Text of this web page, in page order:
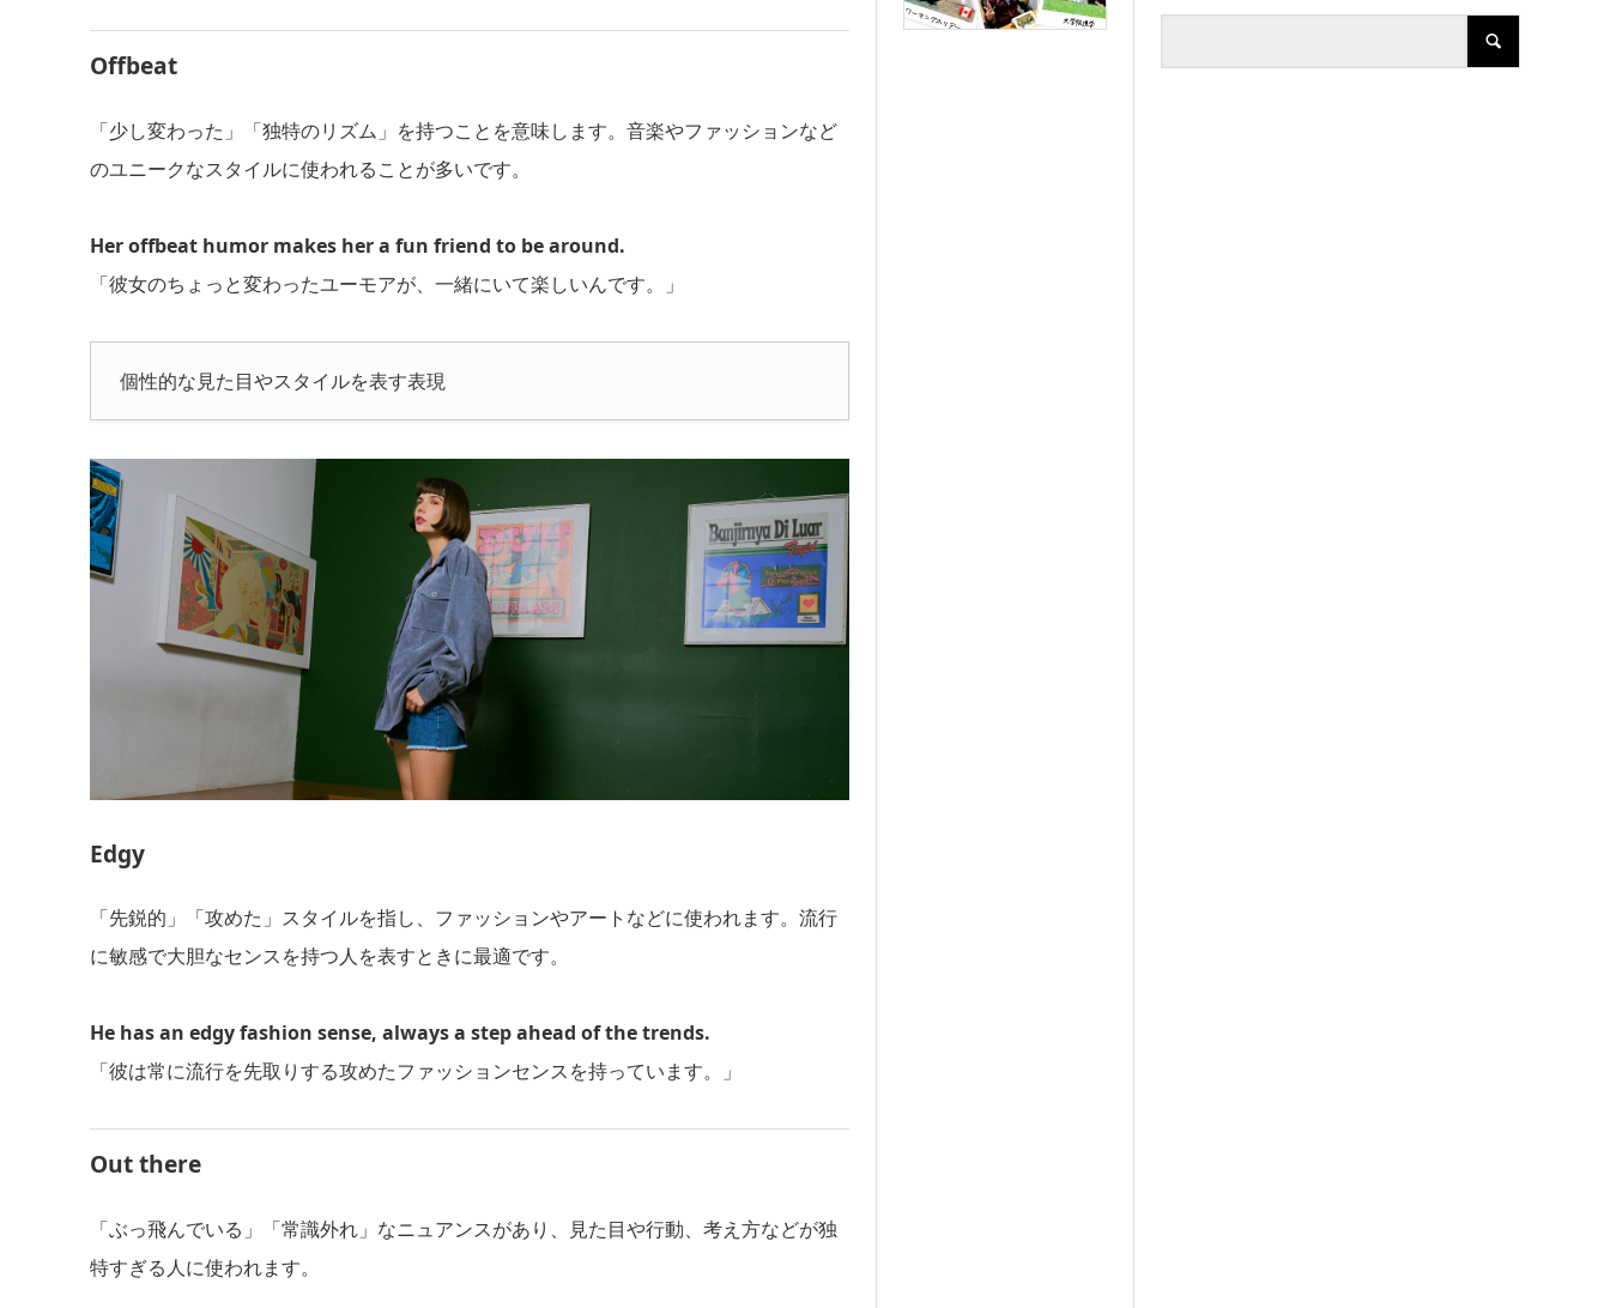
Offbeat
「少し変わった」「独特のリズム」を持つことを意味します。音楽やファッションなど
のユニークなスタイルに使われることが多いです。
Her offbeat humor makes her a fun friend to be around.
「彼女のちょっと変わったユーモアが、一緒にいて楽しいんです。」
個性的な見た目やスタイルを表す表現
Edgy
「先鋭的」「攻めた」スタイルを指し、ファッションやアートなどに使われます。流行
に敏感で大胆なセンスを持つ人を表すときに最適です。
He has an edgy fashion sense, always a step ahead of the trends.
「彼は常に流行を先取りする攻めたファッションセンスを持っています。」
Out there
「ぶっ飛んでいる」「常識外れ」なニュアンスがあり、見た目や行動、考え方などが独
特すぎる人に使われます。